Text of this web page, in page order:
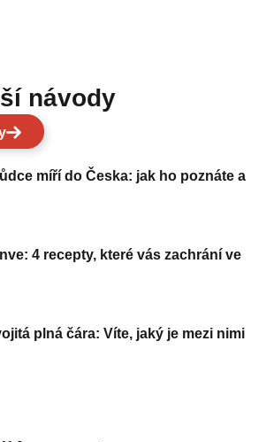
návody
míří do Česka: jak ho poznáte a
4 recepty, které vás zachrání ve
plná čára: Víte, jaký je mezi nimi